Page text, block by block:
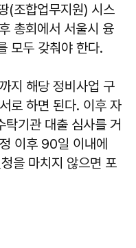
(조합업무지원) 시스
총회에서 서울시 융
모두 갖춰야 한다.
지 해당 정비사업 구
로 하면 된다. 이후 자
기관 대출 심사를 거
이후 90일 이내에
을 마치지 않으면 포